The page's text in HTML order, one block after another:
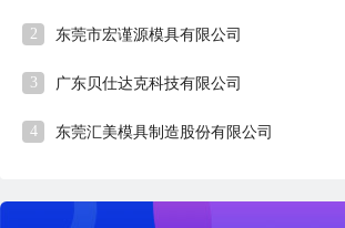
2 东莞市宏谨源模具有限公司
3 广东贝仕达克科技有限公司
4 东莞汇美模具制造股份有限公司